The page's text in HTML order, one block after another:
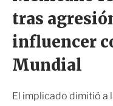
tras
influencer
Mundial
El implicado dimitió a